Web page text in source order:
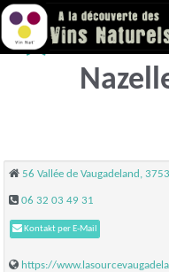
La
56 Vallée de Vaugadeland,
06 32 03 49 31
Kontakt per E-Mail
https://